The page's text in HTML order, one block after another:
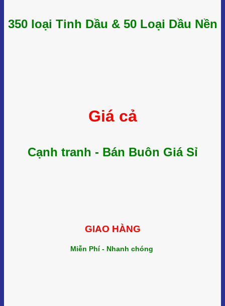
350 loại Tinh Dầu & 50 Loại Dầu Nền
Giá cả
Cạnh tranh - Bán Buôn Giá Sỉ
GIAO HÀNG
Miễn Phí - Nhanh chóng